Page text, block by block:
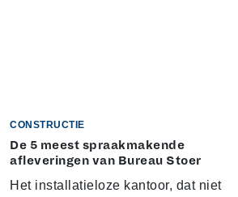
CONSTRUCTIE
De 5 meest spraakmakende
afleveringen van Bureau Stoer
Het installatieloze kantoor, dat niet